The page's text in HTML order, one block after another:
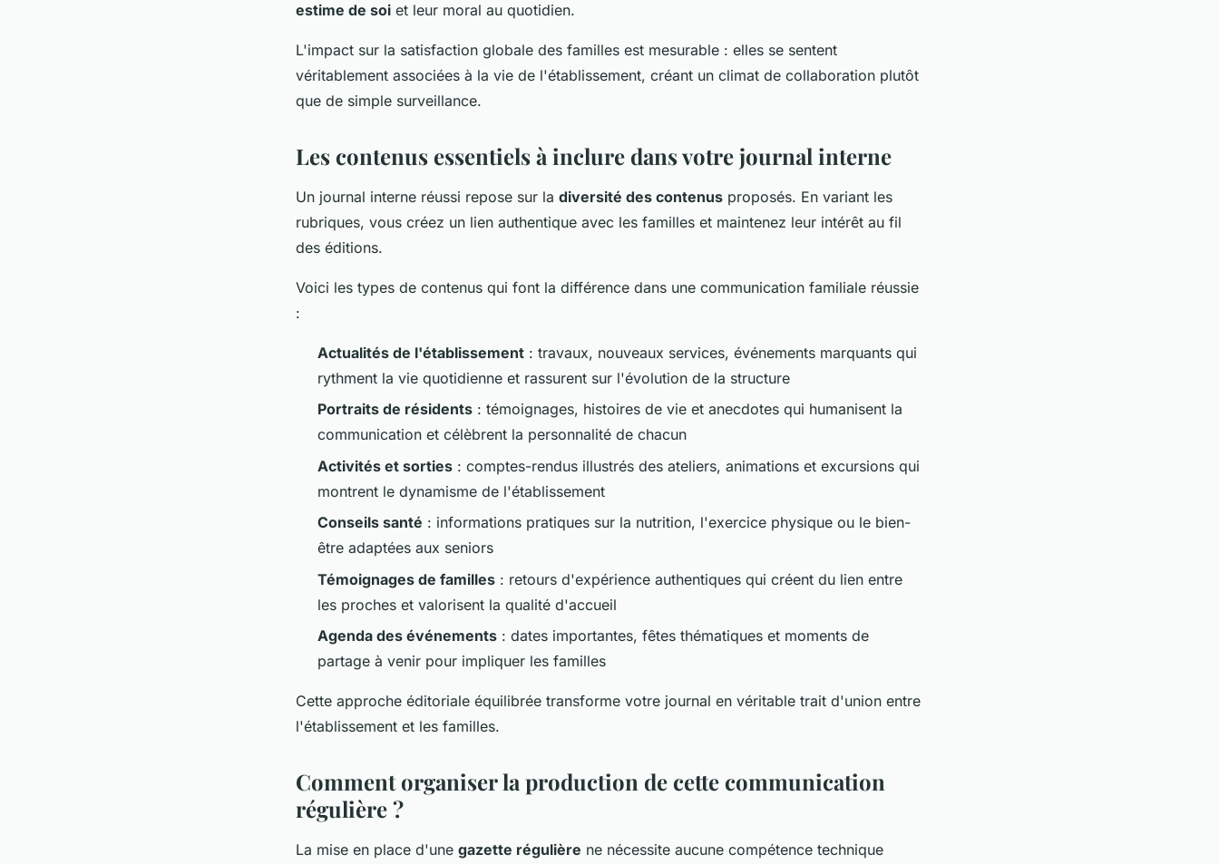
estime de soi et leur moral au quotidien.
L'impact sur la satisfaction globale des familles est mesurable : elles se sentent
véritablement associées à la vie de l'établissement, créant un climat de collaboration plutôt
que de simple surveillance.
Les contenus essentiels à inclure dans votre journal interne
Un journal interne réussi repose sur la diversité des contenus proposés. En variant les
rubriques, vous créez un lien authentique avec les familles et maintenez leur intérêt au fil
des éditions.
Voici les types de contenus qui font la différence dans une communication familiale réussie
:
Actualités de l'établissement : travaux, nouveaux services, événements marquants qui
rythment la vie quotidienne et rassurent sur l'évolution de la structure
Portraits de résidents : témoignages, histoires de vie et anecdotes qui humanisent la
communication et célèbrent la personnalité de chacun
Activités et sorties : comptes-rendus illustrés des ateliers, animations et excursions qui
montrent le dynamisme de l'établissement
Conseils santé : informations pratiques sur la nutrition, l'exercice physique ou le bien-
être adaptées aux seniors
Témoignages de familles : retours d'expérience authentiques qui créent du lien entre
les proches et valorisent la qualité d'accueil
Agenda des événements : dates importantes, fêtes thématiques et moments de
partage à venir pour impliquer les familles
Cette approche éditoriale équilibrée transforme votre journal en véritable trait d'union entre
l'établissement et les familles.
Comment organiser la production de cette communication
régulière ?
La mise en place d'une gazette régulière ne nécessite aucune compétence technique